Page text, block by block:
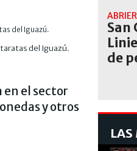
del Iguazú.
el sector
y otros
San
de
LAS